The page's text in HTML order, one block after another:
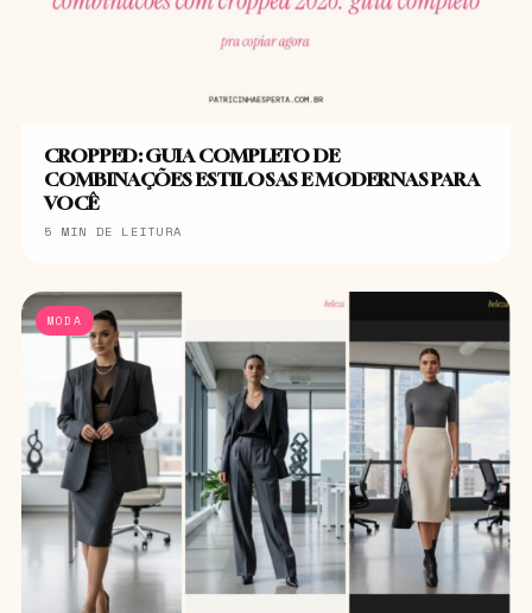
CROPPED: GUIA COMPLETO DE
COMBINAÇÕES ESTILOSAS E MODERNAS PARA
VOCÊ
5 MIN DE LEITURA
MODA